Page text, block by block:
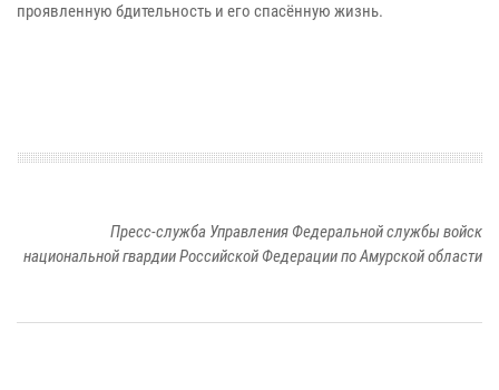
проявленную бдительность и его спасённую жизнь.
Пресс-служба Управления Федеральной службы войск
национальной гвардии Российской Федерации по Амурской области